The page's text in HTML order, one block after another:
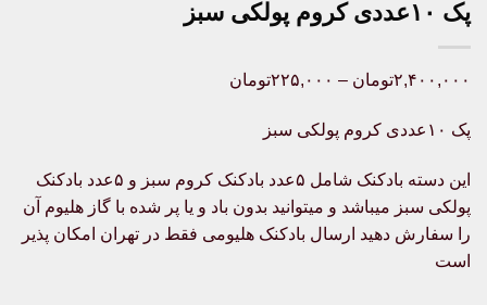
پک ۱۰عددی کروم پولکی سبز
۲,۴۰۰,۰۰۰تومان – ۲۲۵,۰۰۰تومان
۲,۴۰۰,۰۰۰تومان
پک ۱۰عددی کروم پولکی سبز
این دسته بادکنک شامل ۵عدد بادکنک کروم سبز و ۵عدد بادکنک
پولکی سبز میباشد و میتوانید بدون باد و یا پر شده با گاز هلیوم آن
را سفارش دهید ارسال بادکنک هلیومی فقط در تهران امکان پذیر
است